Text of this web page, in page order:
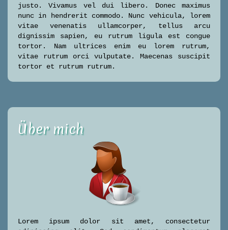
justo. Vivamus vel dui libero. Donec maximus
nunc in hendrerit commodo. Nunc vehicula, lorem
vitae venenatis ullamcorper, tellus arcu
dignissim sapien, eu rutrum ligula est congue
tortor. Nam ultrices enim eu lorem rutrum,
vitae rutrum orci vulputate. Maecenas suscipit
tortor et rutrum rutrum.
Über mich
Lorem ipsum dolor sit amet, consectetur